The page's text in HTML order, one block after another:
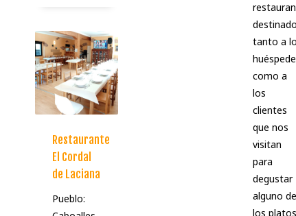
destinado
tanto a
como a
los
clientes
que nos
visitan
para
degustar
alguno de
los platos
Restaurante
El Cordal
de Laciana
Pueblo: